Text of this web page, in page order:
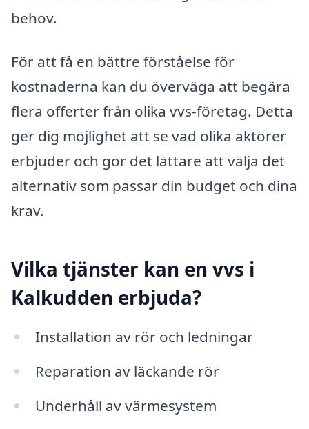
behov.
För att få en bättre förståelse för
kostnaderna kan du överväga att begära
flera offerter från olika vvs-företag. Detta
ger dig möjlighet att se vad olika aktörer
erbjuder och gör det lättare att välja det
alternativ som passar din budget och dina
krav.
Vilka tjänster kan en vvs i
Kalkudden erbjuda?
Installation av rör och ledningar
Reparation av läckande rör
Underhåll av värmesystem